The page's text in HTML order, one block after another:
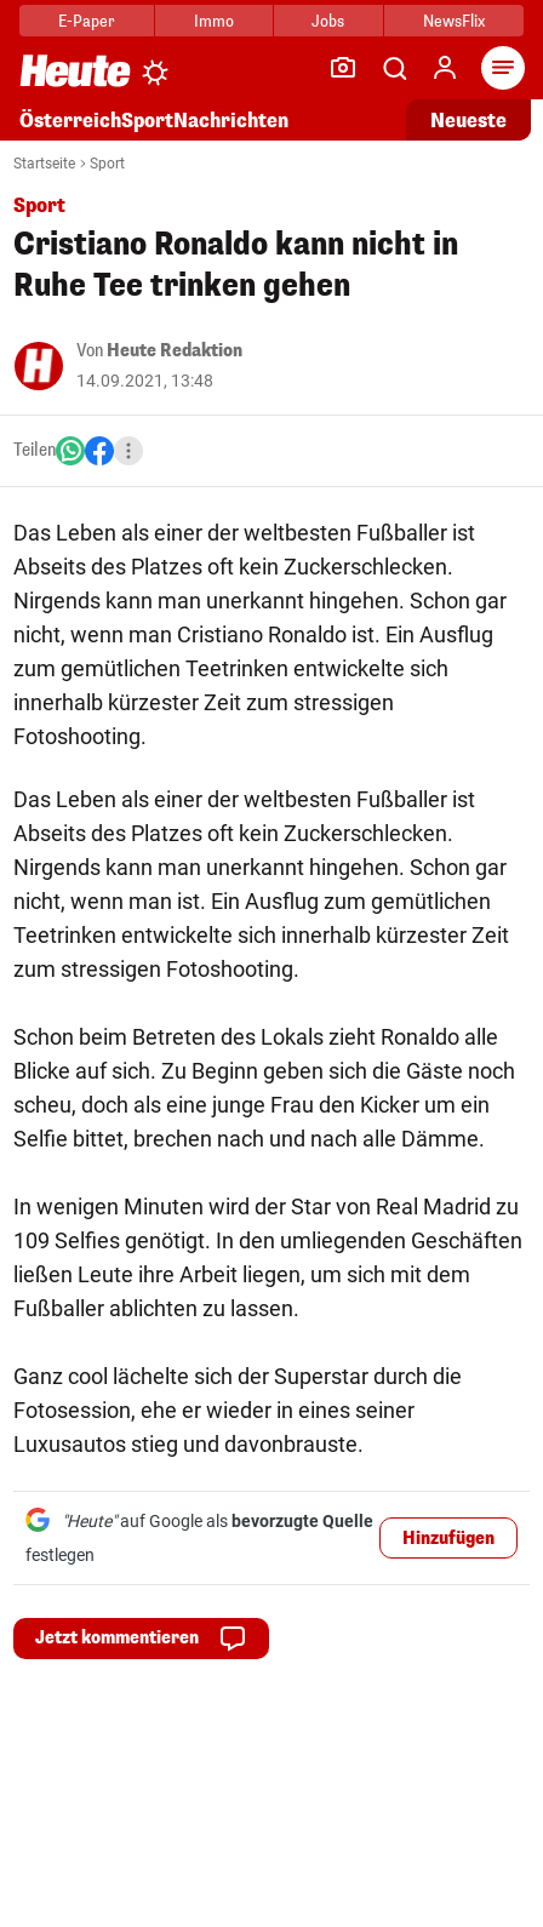
E-Paper Immo Jobs NewsFlix
ÖsterreichSportNachrichten Neueste
Startseite Sport
Sport
Cristiano Ronaldo kann nicht in
Ruhe Tee trinken gehen
Von Heute Redaktion
14.09.2021, 13:48
Teilen
Das Leben als einer der weltbesten Fußballer ist
Abseits des Platzes oft kein Zuckerschlecken.
Nirgends kann man unerkannt hingehen. Schon gar
nicht, wenn man Cristiano Ronaldo ist. Ein Ausflug
zum gemütlichen Teetrinken entwickelte sich
innerhalb kürzester Zeit zum stressigen
Fotoshooting.
Das Leben als einer der weltbesten Fußballer ist
Abseits des Platzes oft kein Zuckerschlecken.
Nirgends kann man unerkannt hingehen. Schon gar
nicht, wenn man ist. Ein Ausflug zum gemütlichen
Teetrinken entwickelte sich innerhalb kürzester Zeit
zum stressigen Fotoshooting.
Schon beim Betreten des Lokals zieht Ronaldo alle
Blicke auf sich. Zu Beginn geben sich die Gäste noch
scheu, doch als eine junge Frau den Kicker um ein
Selfie bittet, brechen nach und nach alle Dämme.
In wenigen Minuten wird der Star von Real Madrid zu
109 Selfies genötigt. In den umliegenden Geschäften
ließen Leute ihre Arbeit liegen, um sich mit dem
Fußballer ablichten zu lassen.
Ganz cool lächelte sich der Superstar durch die
Fotosession, ehe er wieder in eines seiner
Luxusautos stieg und davonbrauste.
"Heute"auf Google als bevorzugte Quelle
festlegen
Hinzufügen
Jetzt kommentieren